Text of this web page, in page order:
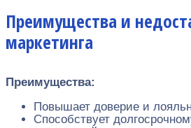
Преимущества и
маркетинга
Преимущества:
Повышает доверие и
Способствует